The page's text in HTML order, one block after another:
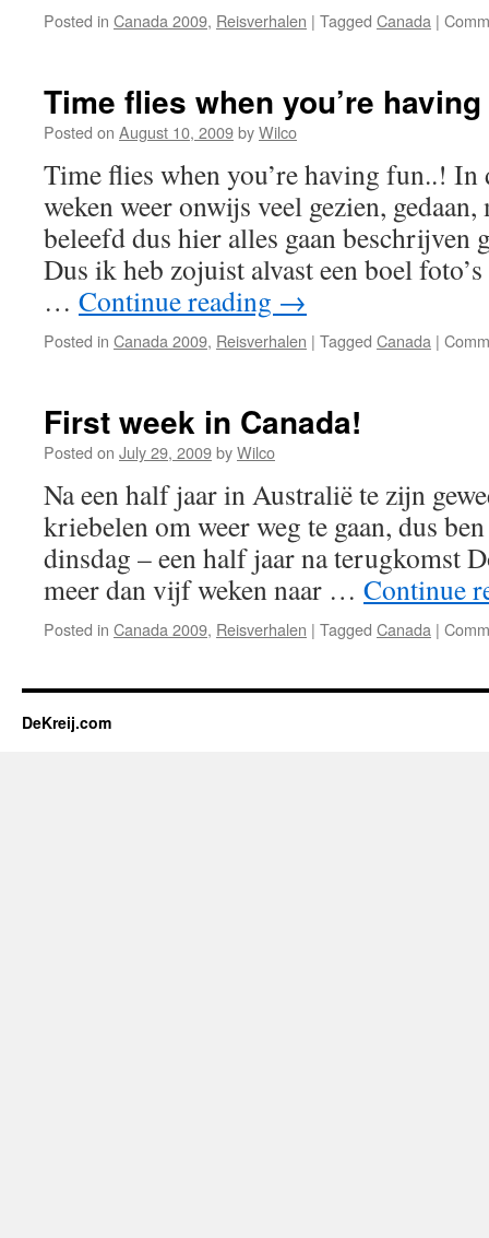
Posted in Canada 2009, Reisverhalen | Tagged Canada |
Time flies when you’re
Posted on August 10, 2009byWilco
Time flies when you’re having fun..! In
weken weer onwijs veel gezien, gedaan,
beleefd dus hier alles gaan beschrijven
Dus ik heb zojuist alvast een boel
… Continue reading →
Posted in Canada 2009, Reisverhalen | Tagged Canada |
First week in Canada!
Posted on July 29, 2009byWilco
Na een half jaar in Australië te zijn
kriebelen om weer weg te gaan, dus
dinsdag – een half jaar na terugkomst
meer dan vijf weken naar … Continue
Posted in Canada 2009, Reisverhalen | Tagged Canada |
DeKreij.com